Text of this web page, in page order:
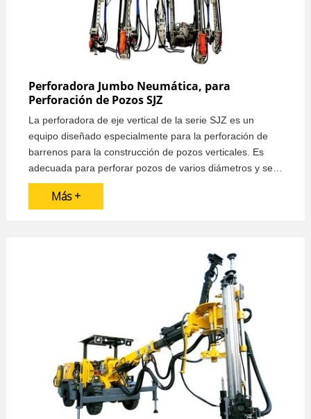
Perforadora Jumbo Neumática, para
Perforación de Pozos SJZ
La perforadora de eje vertical de la serie SJZ es un
equipo diseñado especialmente para la perforación de
barrenos para la construcción de pozos verticales. Es
adecuada para perforar pozos de varios diámetros y se
caracteriza por su funcionamiento flexible, su
posicionamiento preciso, su seguridad y su fiabilidad.
Más +